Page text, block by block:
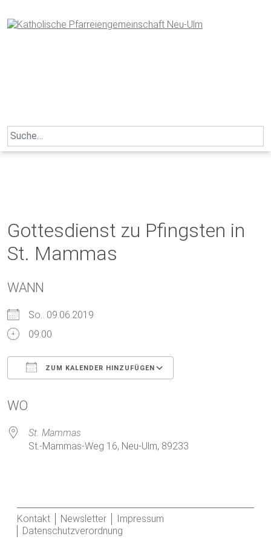
to
content
Search
for:
Gottesdienst zu Pfingsten in
St. Mammas
WANN
So.. 09.06.2019
09:00
ZUM KALENDER HINZUFÜGEN
WO
St. Mammas
St.-Mammas-Weg 16, Neu-Ulm, 89233
Kontakt Newsletter
Impressum
Datenschutzverordnung